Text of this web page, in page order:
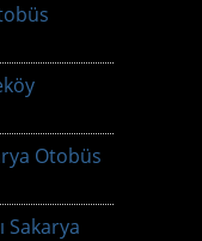
Otobüs
Sakarya